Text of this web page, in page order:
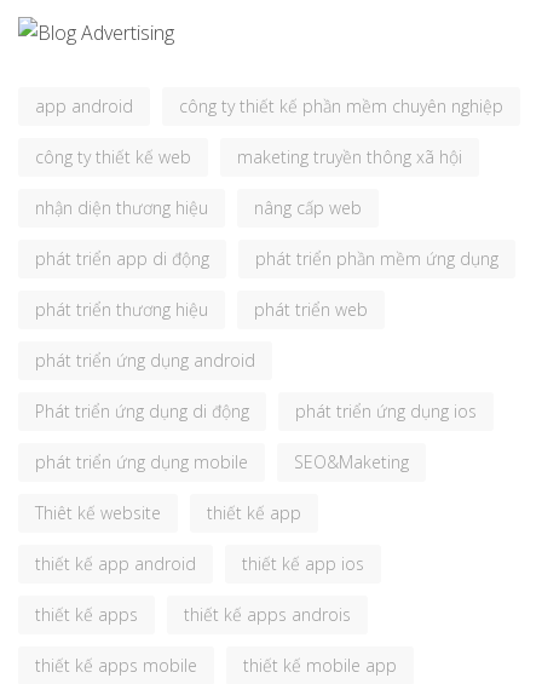
app android công ty thiết kế phần mềm chuyên nghiệp
công ty thiết kế web maketing truyền thông xã hội
nhận diện thương hiệu nâng cấp web
phát triển app di động phát triển phần mềm ứng dụng
phát triển thương hiệu phát triển web
phát triển ứng dụng android
Phát triển ứng dụng di động phát triển ứng dụng ios
phát triển ứng dụng mobile SEO&Maketing
Thiêt kế website thiết kế app
thiết kế app android thiết kế app ios
thiết kế apps thiết kế apps androis
thiết kế apps mobile thiết kế mobile app